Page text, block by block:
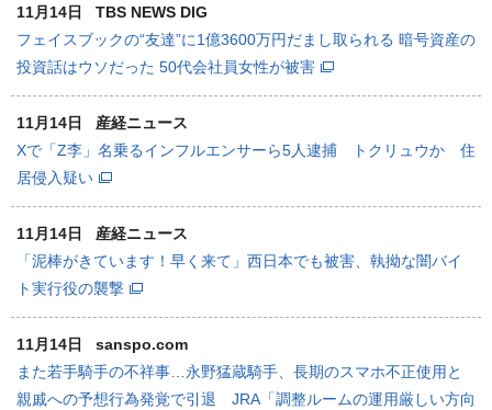
11月14日
TBS NEWS DIG
フェイスブックの“友達”に1億3600万円だまし取られる 暗号資産の
投資話はウソだった 50代会社員女性が被害
11月14日
産経ニュース
Xで「Z李」名乗るインフルエンサーら5人逮捕 トクリュウか 住
居侵入疑い
11月14日
産経ニュース
「泥棒がきています！早く来て」西日本でも被害、執拗な闇バイ
ト実行役の襲撃
11月14日
sanspo.com
また若手騎手の不祥事…永野猛蔵騎手、長期のスマホ不正使用と
親戚への予想行為発覚で引退 JRA「調整ルームの運用厳しい方向